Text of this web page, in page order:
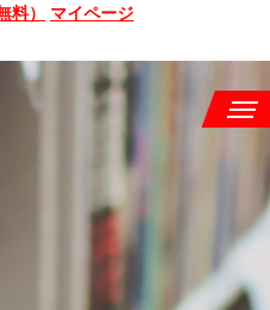
料） マイページ